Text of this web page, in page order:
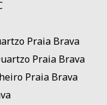
Praia Brava
Praia Brava
Praia Brava